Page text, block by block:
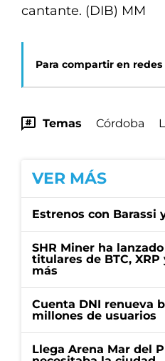
cantante. (DIB) MM
Para compartir en redes
Temas Córdoba
VER MÁS
Estrenos con Barassi
SHR Miner ha
titulares de BTC,
más
Cuenta DNI renueva
millones de usuarios
Llega Arena Mar del